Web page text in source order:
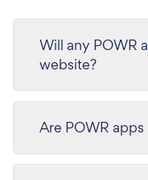
Will any POWR
website?
Are POWR